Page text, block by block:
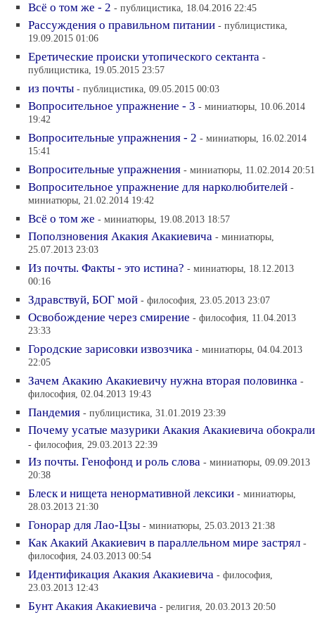
Всё о том же - 2 - публицистика, 18.04.2016 22:45
Рассуждения о правильном питании - публицистика,
19.09.2015 01:06
Еретические происки утопического сектанта -
публицистика, 19.05.2015 23:57
из почты - публицистика, 09.05.2015 00:03
Вопросительное упражнение - 3 - миниатюры, 10.06.2014
19:42
Вопросительные упражнения - 2 - миниатюры, 16.02.2014
15:41
Вопросительные упражнения - миниатюры, 11.02.2014 20:51
Вопросительное упражнение для нарколюбителей -
миниатюры, 21.02.2014 19:42
Всё о том же - миниатюры, 19.08.2013 18:57
Поползновения Акакия Акакиевича - миниатюры,
25.07.2013 23:03
Из почты. Факты - это истина? - миниатюры, 18.12.2013
00:16
Здравствуй, БОГ мой - философия, 23.05.2013 23:07
Освобождение через смирение - философия, 11.04.2013
23:33
Городские зарисовки извозчика - миниатюры, 04.04.2013
22:05
Зачем Акакию Акакиевичу нужна вторая половинка -
философия, 02.04.2013 19:43
Пандемия - публицистика, 31.01.2019 23:39
Почему усатые мазурики Акакия Акакиевича обокрали
- философия, 29.03.2013 22:39
Из почты. Генофонд и роль слова - миниатюры, 09.09.2013
20:38
Блеск и нищета ненормативной лексики - миниатюры,
28.03.2013 21:30
Гонорар для Лао-Цзы - миниатюры, 25.03.2013 21:38
Как Акакий Акакиевич в параллельном мире застрял -
философия, 24.03.2013 00:54
Идентификация Акакия Акакиевича - философия,
23.03.2013 12:43
Бунт Акакия Акакиевича - религия, 20.03.2013 20:50